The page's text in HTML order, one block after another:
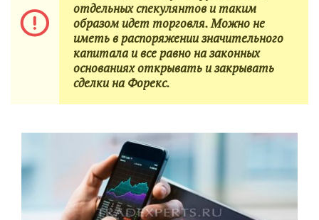
отдельных спекулянтов и таким
образом идет торговля. Можно не
иметь в распоряжении значительного
капитала и все равно на законных
основаниях открывать и закрывать
сделки на Форекс.